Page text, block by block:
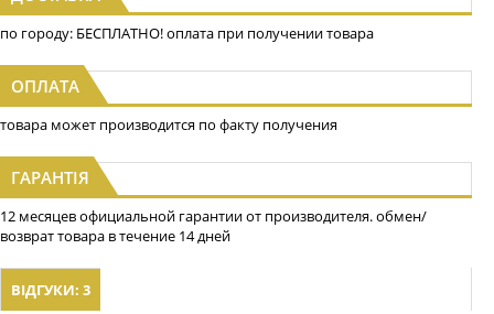
по городу: БЕСПЛАТНО! оплата при получении товара
ОПЛАТА
товара может производится по факту получения
ГАРАНТІЯ
12 месяцев официальной гарантии от производителя. обмен/
возврат товара в течение 14 дней
ВІДГУКИ: 3